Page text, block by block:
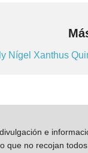
Nígel Xanthus
e
que no recojan